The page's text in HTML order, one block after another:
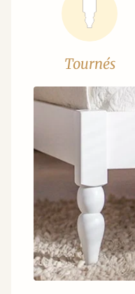
Tournés